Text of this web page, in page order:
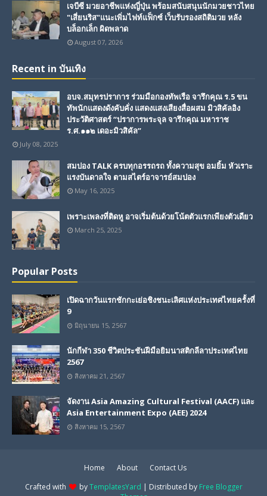
เจบีซี มวยอาชีพแห่งญี่ปุ่น พร้อมสนับสนุนนักมวยชาวไทย
"เสี่ยนริส"แนะเพิ่มไฟท์แฟ็กซ์ เว็บรับรองสถิติมวย หลัง
บล็อกเล็ก ผิดพลาด
August 07, 2026
Recent in บันเทิง
อบจ.สมุทรปราการ ร่วมมือกองทัพเรือ จารึกคุณ ร.5 ขน
ทัพนักแสดงดังคับคั่ง แสดงแสงเสียงสื่อผสม มิวสิคัลอิง
ประวัติศาสตร์ “ปราการพระจุล จารึกคุณ มหาราช
ร.ศ.๑๑๒ เดอะมิวสิคัล”
July 08, 2025
สมปอง TALK ครบทุกอรรถรถ ทั้งความสุข อมยิ้ม หัวเราะ
แรงบันดาลใจ ตามสไตร์อาจารย์สมปอง
May 16, 2025
เพราะเพลงที่ติดหู อาจเริ่มต้นด้วยโน้ตตัวแรกเพียงตัวเดียว
March 25, 2025
Popular Posts
เปิดฉากวันแรกชักกะเย่อชิงชนะเลิศแห่งประเทศไทยครั้งที่
9
มิถุนายน 15, 2567
นักกีฬา 350 ชีวิตประชันฝีมือยิมนาสติกลีลาประเทศไทย
2567
สิงหาคม 21, 2567
จัดงาน Asia Amazing Cultural Festival (AACF) และ
Asia Entertainment Expo (AEE) 2024
สิงหาคม 15, 2567
Home About
Contact Us
Crafted with
byTemplatesYard | Distributed by Free Blogger